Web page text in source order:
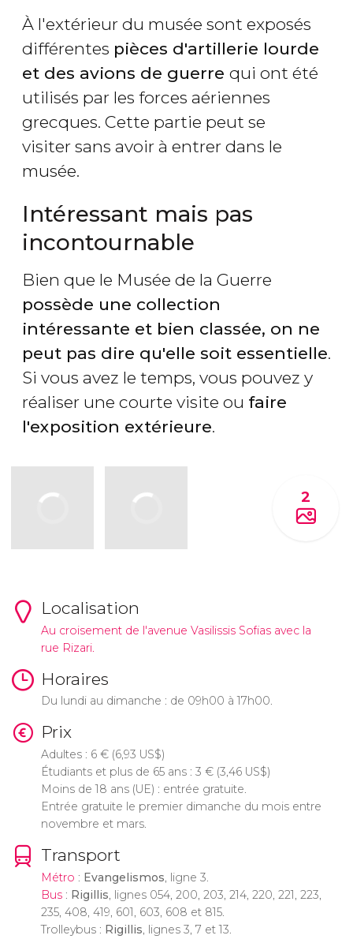
À l'extérieur du musée sont exposés
différentes pièces d'artillerie lourde
et des avions de guerre qui ont été
utilisés par les forces aériennes
grecques. Cette partie peut se
visiter sans avoir à entrer dans le
musée.
Intéressant mais pas
incontournable
Bien que le Musée de la Guerre
possède une collection
intéressante et bien classée, on ne
peut pas dire qu'elle soit essentielle.
Si vous avez le temps, vous pouvez y
réaliser une courte visite ou faire
l'exposition extérieure.
2
Localisation
Au croisement de l'avenue Vasilissis Sofias avec la
rue Rizari.
Horaires
Du lundi au dimanche : de 09h00 à 17h00.
Prix
Adultes : 6 €(6,93 US$)
Étudiants et plus de 65 ans : 3 €(3,46 US$)
Moins de 18 ans (UE) : entrée gratuite.
Entrée gratuite le premier dimanche du mois entre
novembre et mars.
Transport
Métro : Evangelismos, ligne 3.
Bus : Rigillis, lignes 054, 200, 203, 214, 220, 221, 223,
235, 408, 419, 601, 603, 608 et 815.
Trolleybus : Rigillis, lignes 3, 7 et 13.